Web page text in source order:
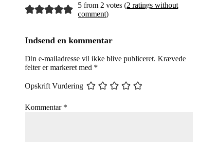
5 from 2 votes (2 ratings without
comment)
Indsend en kommentar
Din e-mailadresse vil ikke blive publiceret. Krævede
felter er markeret med *
Opskrift Vurdering
Kommentar *